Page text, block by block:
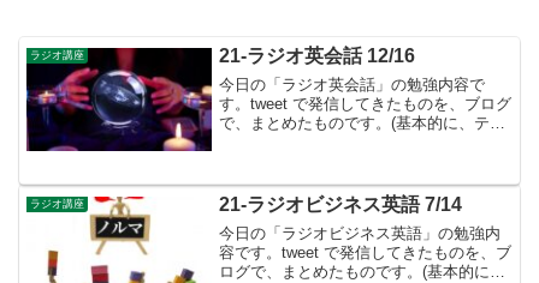
ラジオ講座 21-ラジオ英会話 12/16
今日の「ラジオ英会話」の勉強内容で
す。tweet で発信してきたものを、ブログ
で、まとめたものです。(基本的に、テキ
「時表現」の学習が始まりました。月
lesson学...
ラジオ講座 21-ラジオビジネス英語 7/14
今日の「ラジオビジネス英語」の勉強内
容です。tweet で発信してきたものを、ブ
ログで、まとめたものです。(基本的に、